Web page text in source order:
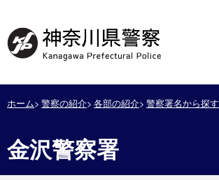
ホーム 警察の紹介 各部の紹介 警察署名から探す
金沢警察署